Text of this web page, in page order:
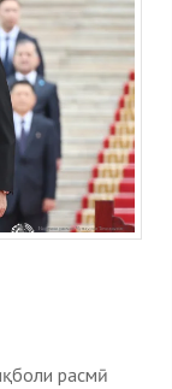
расмӣ